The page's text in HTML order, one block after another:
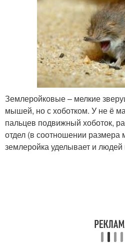
Землеройковые – мелкие
мышей, но с хоботком. У не ё
пальцев подвижный хоботок,
отдел (в соотношении размера
землеройка уделывает и